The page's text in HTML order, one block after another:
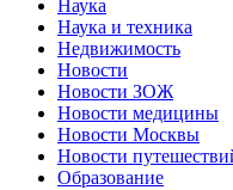
Наука
Наука и техника
Недвижимость
Новости
Новости ЗОЖ
Новости медицины
Новости Москвы
Новости
Образование